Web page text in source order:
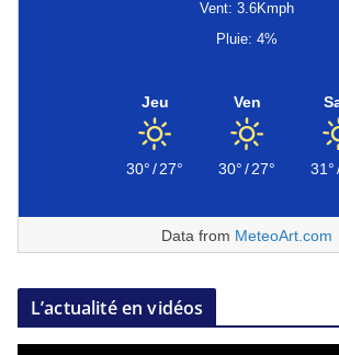
Vent: 3.6Kmph
Pluie: 4%
Jeu
30°/27°
Ven
30°/27° 31°
Data from MeteoArt.com
L’actualité en vidéos